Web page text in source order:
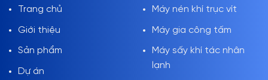
Trang chủ
Giới thiệu
Sản phẩm
Dự án
Máy nén khí trục vít
Máy gia công tấm
Máy sấy khí tác nhân
lạnh